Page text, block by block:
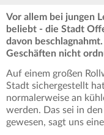
Vor allem bei jungen
beliebt - die Stadt
davon
Geschäften nicht
Auf einem großen
Stadt sichergestellt
normalerweise an
werden. Das sei in
gewesen, sagt uns